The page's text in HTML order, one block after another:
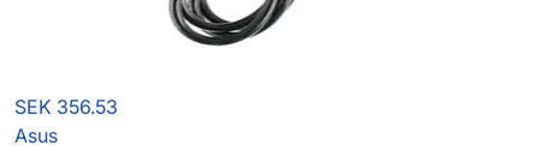
SEK 356.53
Asus